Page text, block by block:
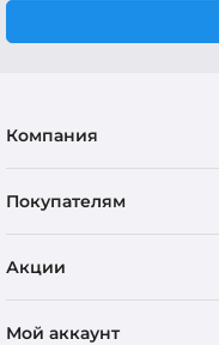
Компания
Покупателям
Акции
Мой аккаунт